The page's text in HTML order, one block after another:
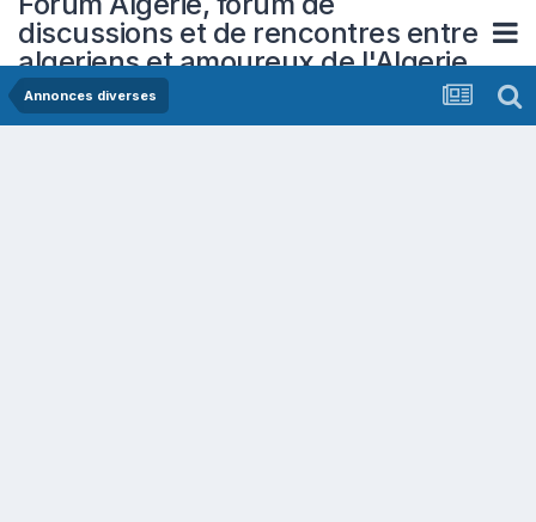
discussions et de rencontres entre
algeriens et amoureux de l'Algerie
Annonces diverses